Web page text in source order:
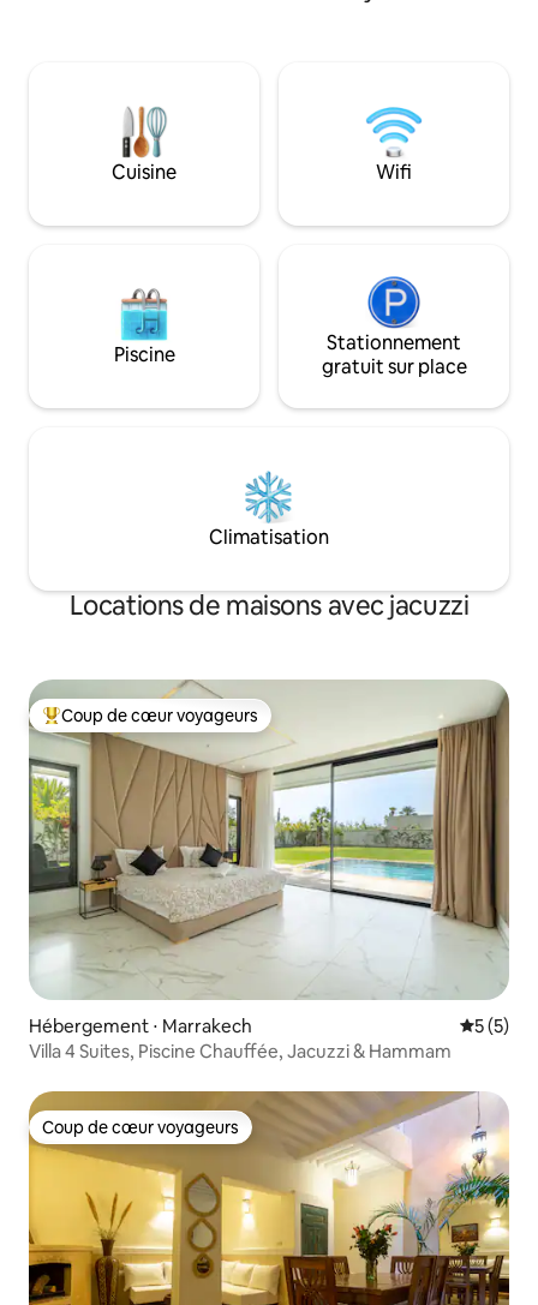
aéroport offert
maximale: 6
- 12 ans
Cuisine Wifi
Piscine
Stationnement
gratuit sur place
Climatisation
Locations de maisons avec jacuzzi
Coups de cœur voyageurs les plus appréciés
Coup de cœur voyageurs
Hébergement ⋅ Marrakech
5 (5)
Villa 4 Suites, Piscine Chauffée, Jacuzzi & Hammam
Coup de cœur voyageurs
Coup de cœur voyageurs